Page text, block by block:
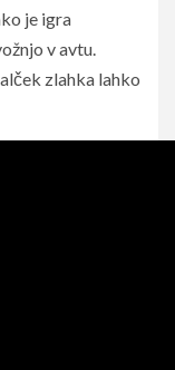
je igra
v avtu.
zlahka lahko